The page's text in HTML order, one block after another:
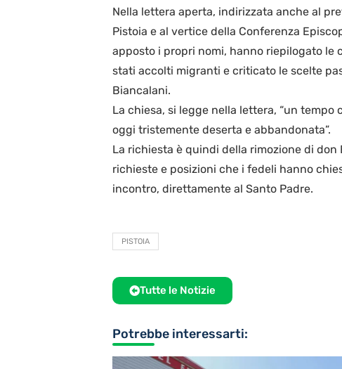
Nella lettera aperta, indirizzata anche al
Pistoia e al vertice della Conferenza
apposto i propri nomi, hanno riepilogato le
stati accolti migranti e criticato le scelte
Biancalani.
La chiesa, si legge nella lettera, “un
oggi tristemente deserta e abbandonata”.
La richiesta è quindi della rimozione di
richieste e posizioni che i fedeli hanno
incontro, direttamente al Santo Padre.
PISTOIA
Tutte le Notizie
Potrebbe interessarti: